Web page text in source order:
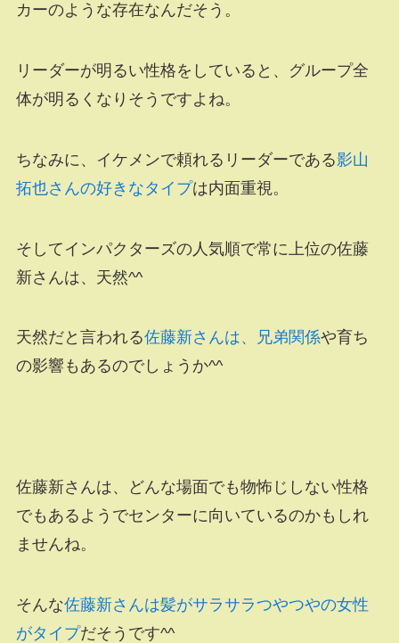
カーのような存在なんだそう。
リーダーが明るい性格をしていると、グループ全
体が明るくなりそうですよね。
ちなみに、イケメンで頼れるリーダーである影山
拓也さんの好きなタイプは内面重視。
そしてインパクターズの人気順で常に上位の佐藤
新さんは、天然^^
天然だと言われる佐藤新さんは、兄弟関係や育ち
の影響もあるのでしょうか^^
佐藤新さんは、どんな場面でも物怖じしない性格
でもあるようでセンターに向いているのかもしれ
ませんね。
そんな佐藤新さんは髪がサラサラつやつやの女性
がタイプだそうです^^